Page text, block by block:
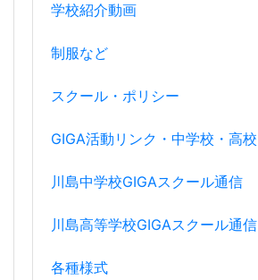
学校紹介動画
制服など
スクール・ポリシー
GIGA活動リンク・中学校・高校
川島中学校GIGAスクール通信
川島高等学校GIGAスクール通信
各種様式